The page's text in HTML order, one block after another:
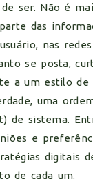
ser. Não é
das
nas
se posta,
a um estilo de
uma
de sistema.
e
digitais
de cada um.